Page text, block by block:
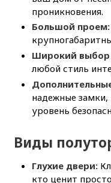
проникновения.
Большой проем:
Широкий выбор
любой стиль
надежные замки,
уровень
Виды
Глухие двери:
кто ценит